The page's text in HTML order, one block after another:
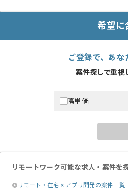
希望に
ご登録で、あ
案件探しで重視
高単価
リモートワーク可能な求人・案件を
リモート・在宅 × アプリ開発の案件一覧